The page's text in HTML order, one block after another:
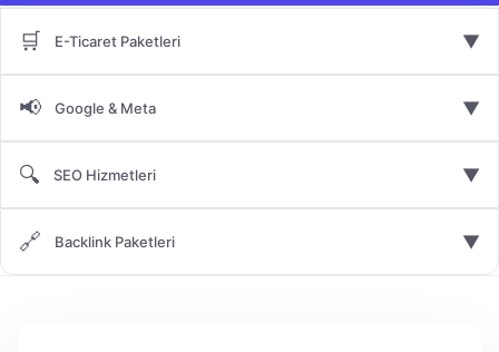
🛒 E-Ticaret Paketleri ▼
📢 Google & Meta ▼
🔍 SEO Hizmetleri ▼
🔗 Backlink Paketleri ▼